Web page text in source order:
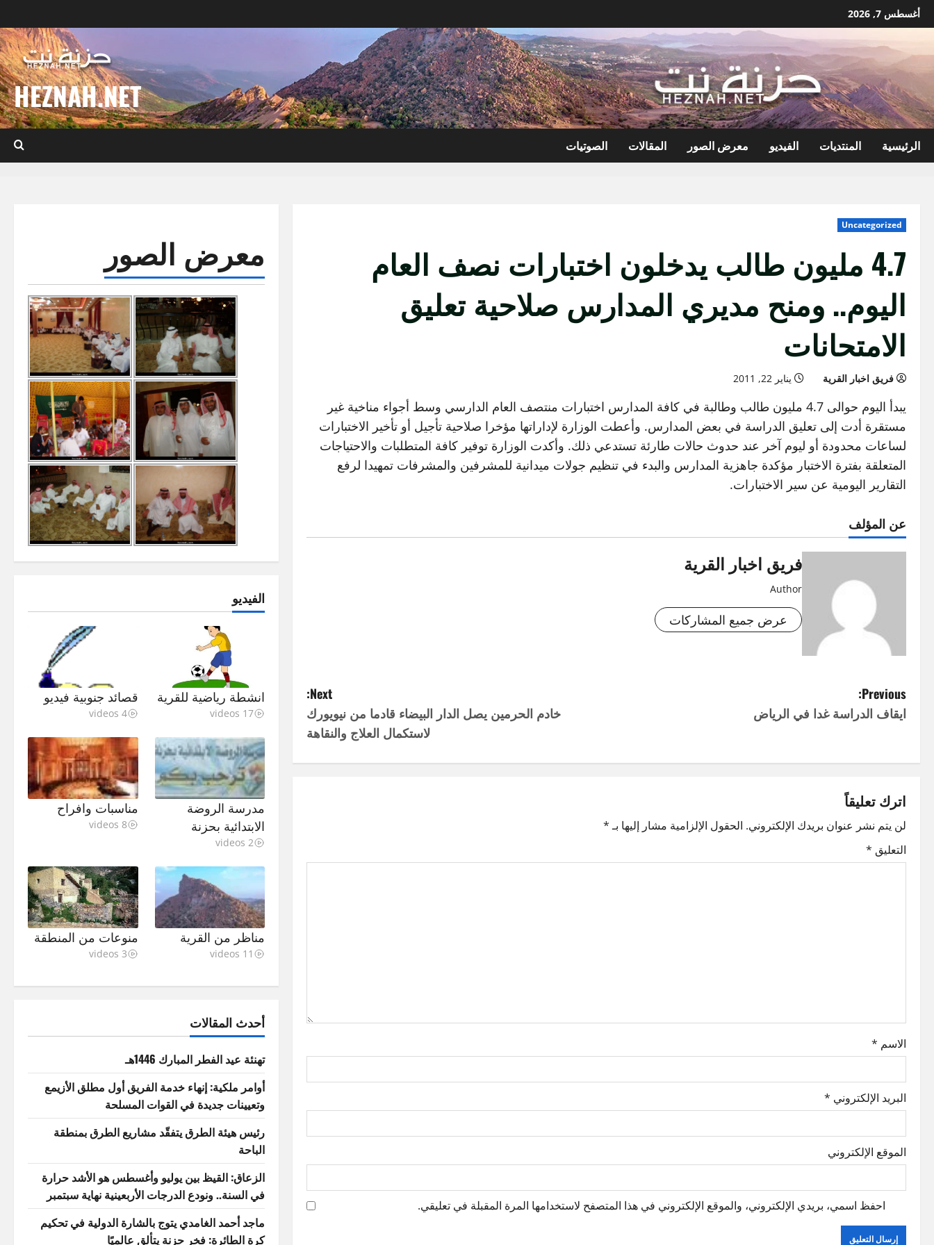
انتقل
إلى
أغسطس 7, 2026
HEZNAH.NET
الرئيسية المنتديات الفيديو معرض الصور المقالات الصوتيات
Uncategorized
4.7 مليون طالب يدخلون اختبارات نصف العام
اليوم.. ومنح مديري المدارس صلاحية تعليق
الامتحانات
فريق اخبار القرية يناير 22, 2011
يبدأ اليوم حوالى 4.7 مليون طالب وطالبة في كافة المدارس اختبارات منتصف العام الدارسي وسط أجواء مناخية غير
مستقرة أدت إلى تعليق الدراسة في بعض المدارس. وأعطت الوزارة لإداراتها مؤخرا صلاحية تأجيل أو تأخير الاختبارات
لساعات محدودة أو ليوم آخر عند حدوث حالات طارئة تستدعي ذلك. وأكدت الوزارة توفير كافة المتطلبات والاحتياجات
المتعلقة بفترة الاختبار مؤكدة جاهزية المدارس والبدء في تنظيم جولات ميدانية للمشرفين والمشرفات تمهيدا لرفع
التقارير اليومية عن سير الاختبارات.
عن المؤلف
فريق اخبار القرية
Author
عرض جميع المشاركات
P
o
s
n
a
v
i
o
n
Previous:
ايقاف الدراسة غدا في الرياض
Next:
خادم الحرمين يصل الدار البيضاء قادما من نيويورك
لاستكمال العلاج والنقاهة
اترك تعليقاً
لن يتم نشر عنوان بريدك الإلكتروني. الحقول الإلزامية مشار إليها بـ*
التعليق *
الاسم *
البريد الإلكتروني *
الموقع الإلكتروني
احفظ اسمي، بريدي الإلكتروني، والموقع الإلكتروني في هذا المتصفح لاستخدامها المرة المقبلة في تعليقي.
معرض الصور
الفيديو
انشطة رياضية للقرية
17 videos
قصائد جنوبية فيديو
4 videos
مدرسة الروضة
الابتدائية بحزنة
2 videos
مناسبات وافراح
8 videos
مناظر من القرية
11 videos
منوعات من المنطقة
3 videos
أحدث المقالات
تهنئة عيد الفطر المبارك 1446هـ
أوامر ملكية: إنهاء خدمة الفريق أول مطلق الأزيمع
وتعيينات جديدة في القوات المسلحة
رئيس هيئة الطرق يتفقّد مشاريع الطرق بمنطقة
الباحة
الزعاق: القيظ بين يوليو وأغسطس هو الأشد حرارة
في السنة.. ونودع الدرجات الأربعينية نهاية سبتمبر
ماجد أحمد الغامدي يتوج بالشارة الدولية في تحكيم
كرة الطائرة: فخر حزنة يتألق عالميًا